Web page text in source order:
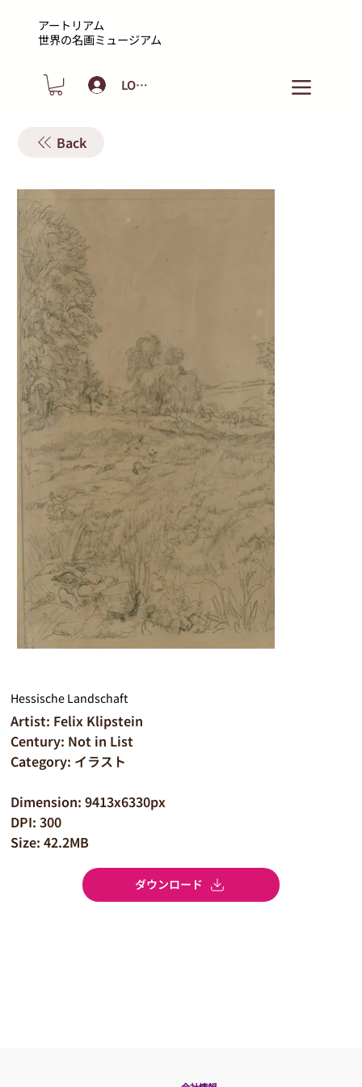
アートリアム
​世界の名画ミュージアム
LOGIN
Back
Hessische Landschaft
Artist: Felix Klipstein
Century: Not in List
Category: イラスト
Dimension: 9413x6330px
DPI: 300
Size: 42.2MB
ダウンロード